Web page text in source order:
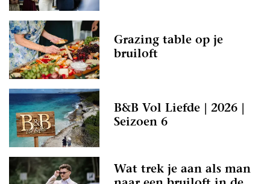
Grazing table op je
bruiloft
B&B Vol Liefde | 2026 |
Seizoen 6
Wat trek je aan als man